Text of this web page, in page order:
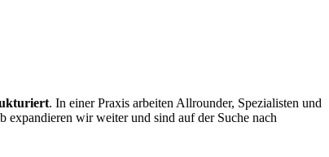
. In einer Praxis arbeiten Allrounder, Spezialisten und
expandieren wir weiter und sind auf der Suche nach